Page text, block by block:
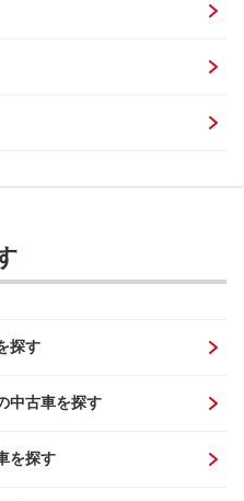
探す
中古車を探す
を探す